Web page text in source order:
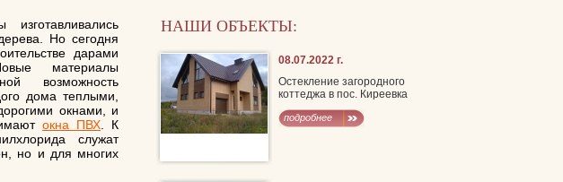
Но сегодня
дарами
материалы
возможность
дома теплыми,
окнами, и
окна ПВХ . К
служат
но и для многих
НАШИ ОБЪЕКТЫ:
08.07.2022 г.
Остекление загородного
коттеджа в пос. Киреевка
подробнее